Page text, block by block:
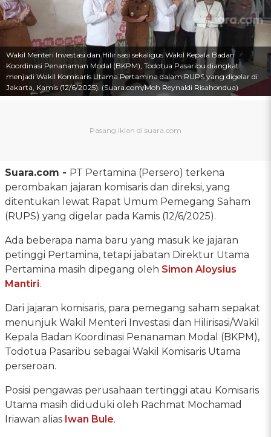
Wakil Menteri Investasi dan Hilirisasi sekaligus Wakil Kepala Badan
Koordinasi Penanaman Modal (BKPM), Todotua Pasaribu diangkat
menjadi Wakil Komisaris Utama Pertamina dalam RUPS yang digelar di
Jakarta, Kamis (12/6/2025). (Suara.com/Moh Reynaldi Risahondua)
Suara.com - PT Pertamina (Persero) terkena
perombakan jajaran komisaris dan direksi, yang
ditentukan lewat Rapat Umum Pemegang Saham
(RUPS) yang digelar pada Kamis (12/6/2025).
Ada beberapa nama baru yang masuk ke jajaran
petinggi Pertamina, tetapi jabatan Direktur Utama
Pertamina masih dipegang oleh Simon Aloysius
Mantiri.
Dari jajaran komisaris, para pemegang saham sepakat
menunjuk Wakil Menteri Investasi dan Hilirisasi/Wakil
Kepala Badan Koordinasi Penanaman Modal (BKPM),
Todotua Pasaribu sebagai Wakil Komisaris Utama
perseroan.
Posisi pengawas perusahaan tertinggi atau Komisaris
Utama masih diduduki oleh Rachmat Mochamad
Iriawan alias Iwan Bule.